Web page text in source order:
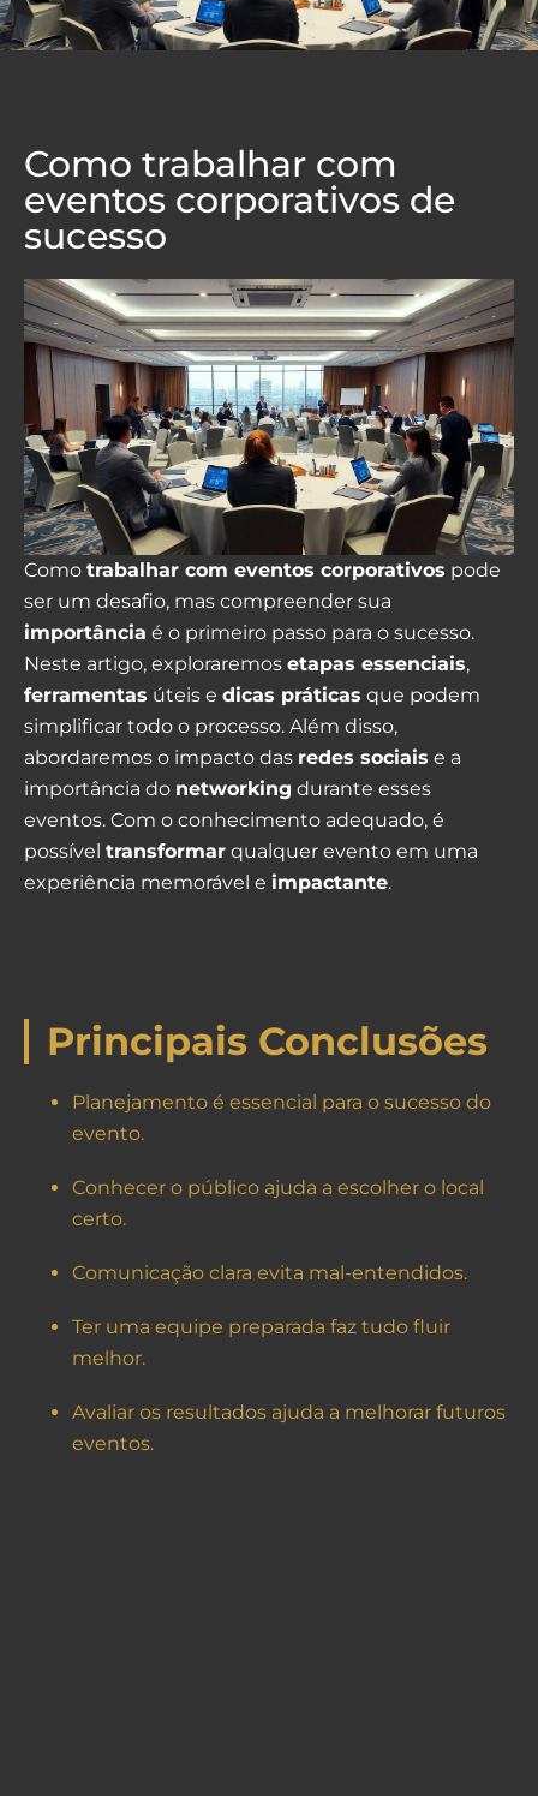
Como trabalhar com
eventos corporativos de
sucesso
Como trabalhar com eventos corporativos pode
ser um desafio, mas compreender sua
importância é o primeiro passo para o sucesso.
Neste artigo, exploraremos etapas essenciais,
ferramentas úteis e dicas práticas que podem
simplificar todo o processo. Além disso,
abordaremos o impacto das redes sociais e a
importância do networking durante esses
eventos. Com o conhecimento adequado, é
possível transformar qualquer evento em uma
experiência memorável e impactante.
Principais Conclusões
Planejamento é essencial para o sucesso do
evento.
Conhecer o público ajuda a escolher o local
certo.
Comunicação clara evita mal-entendidos.
Ter uma equipe preparada faz tudo fluir
melhor.
Avaliar os resultados ajuda a melhorar futuros
eventos.